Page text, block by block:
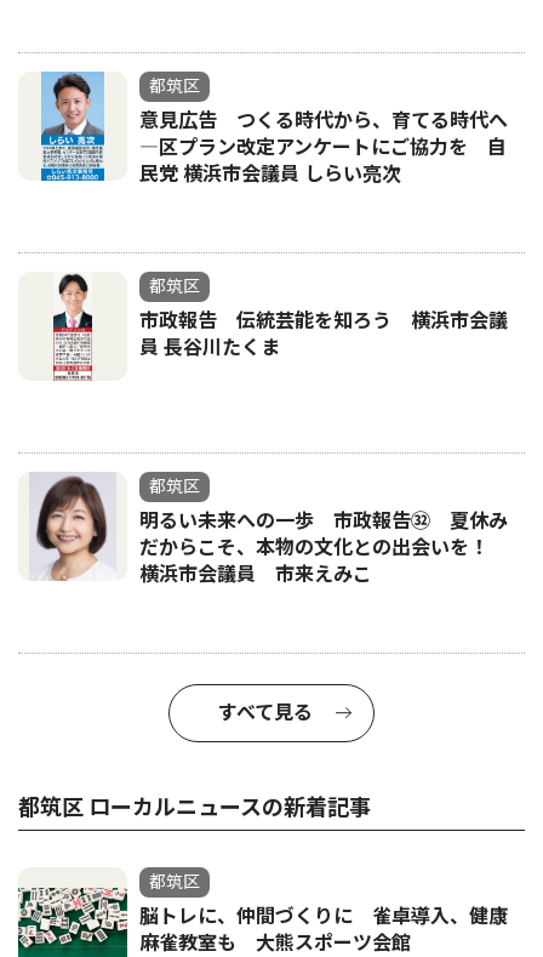
都筑区
意見広告 つくる時代から、育てる時代へ
―区プラン改定アンケートにご協力を 自
民党 横浜市会議員 しらい亮次
都筑区
市政報告 伝統芸能を知ろう 横浜市会議
員 長谷川たくま
都筑区
明るい未来への一歩 市政報告㉜ 夏休み
だからこそ、本物の文化との出会いを！
横浜市会議員 市来えみこ
すべて見る
都筑区 ローカルニュースの新着記事
都筑区
脳トレに、仲間づくりに 雀卓導入、健康
麻雀教室も 大熊スポーツ会館